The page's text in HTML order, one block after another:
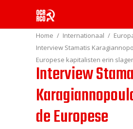
Home Internationaal
Interview Stamatis
Europese kapitalisten erin
programma in Griekenland toe
Interview
de Europese